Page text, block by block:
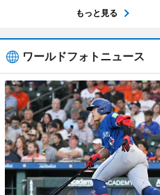
もっと見る
ワールドフォトニュース